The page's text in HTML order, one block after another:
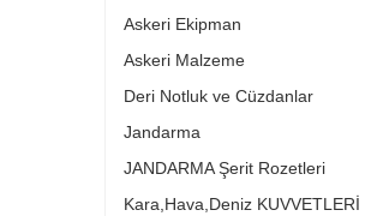
Askeri Ekipman
Askeri Malzeme
Deri Notluk ve Cüzdanlar
Jandarma
JANDARMA Şerit Rozetleri
Kara,Hava,Deniz KUVVETLERİ